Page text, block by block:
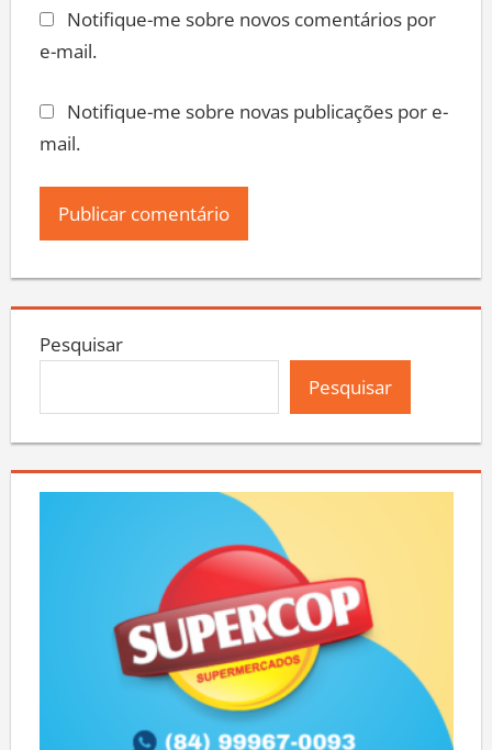
Notifique-me sobre novos comentários por
e-mail.
Notifique-me sobre novas publicações por e-
mail.
Pesquisar
Pesquisar